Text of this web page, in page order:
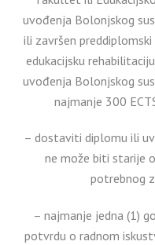
uvođenja Bolonjskog
ili završen
edukacijsku
uvođenja Bolonjskog
najmanje 300
– dostaviti diplomu ili
ne može biti starije
potrebnog
– najmanje jedna (1)
potvrdu o radnom